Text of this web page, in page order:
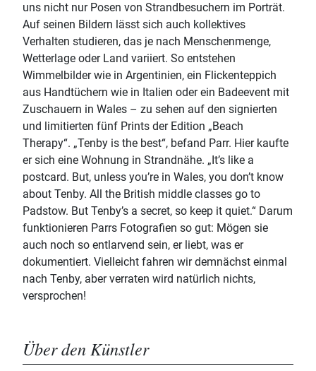
uns nicht nur Posen von Strandbesuchern im Porträt.
Auf seinen Bildern lässt sich auch kollektives
Verhalten studieren, das je nach Menschenmenge,
Wetterlage oder Land variiert. So entstehen
Wimmelbilder wie in Argentinien, ein Flickenteppich
aus Handtüchern wie in Italien oder ein Badeevent mit
Zuschauern in Wales – zu sehen auf den signierten
und limitierten fünf Prints der Edition „Beach
Therapy“. „Tenby is the best“, befand Parr. Hier kaufte
er sich eine Wohnung in Strandnähe. „It’s like a
postcard. But, unless you’re in Wales, you don’t know
about Tenby. All the British middle classes go to
Padstow. But Tenby’s a secret, so keep it quiet.“ Darum
funktionieren Parrs Fotografien so gut: Mögen sie
auch noch so entlarvend sein, er liebt, was er
dokumentiert. Vielleicht fahren wir demnächst einmal
nach Tenby, aber verraten wird natürlich nichts,
versprochen!
Über den Künstler